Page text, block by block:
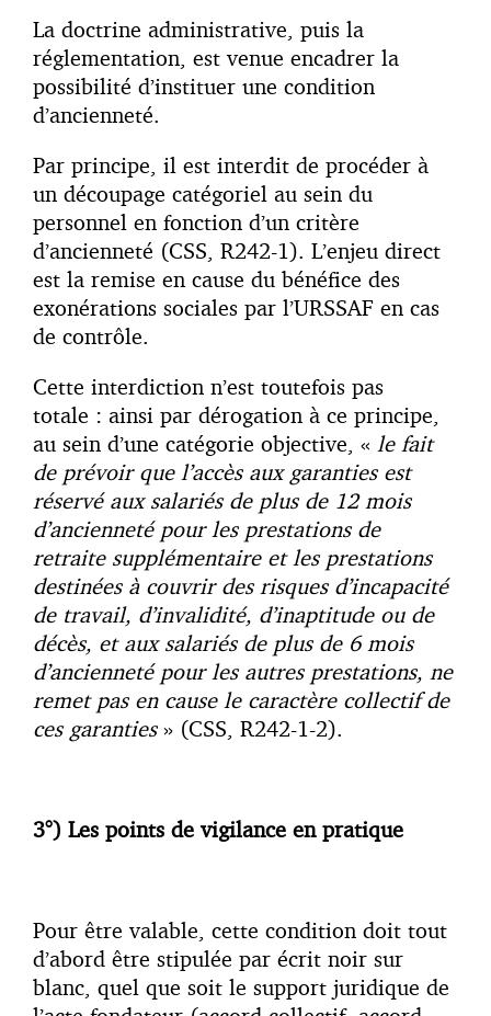
La doctrine administrative, puis la
réglementation, est venue encadrer la
possibilité d’instituer une condition
d’ancienneté.
Par principe, il est interdit de procéder à
un découpage catégoriel au sein du
personnel en fonction d’un critère
d’ancienneté (CSS, R242-1). L’enjeu direct
est la remise en cause du bénéfice des
exonérations sociales par l’URSSAF en cas
de contrôle.
Cette interdiction n’est toutefois pas
totale : ainsi par dérogation à ce principe,
au sein d’une catégorie objective, « le fait
de prévoir que l’accès aux garanties est
réservé aux salariés de plus de 12 mois
d’ancienneté pour les prestations de
retraite supplémentaire et les prestations
destinées à couvrir des risques d’incapacité
de travail, d’invalidité, d’inaptitude ou de
décès, et aux salariés de plus de 6 mois
d’ancienneté pour les autres prestations, ne
remet pas en cause le caractère collectif de
ces garanties » (CSS, R242-1-2).
3°) Les points de vigilance en pratique
Pour être valable, cette condition doit tout
d’abord être stipulée par écrit noir sur
blanc, quel que soit le support juridique de